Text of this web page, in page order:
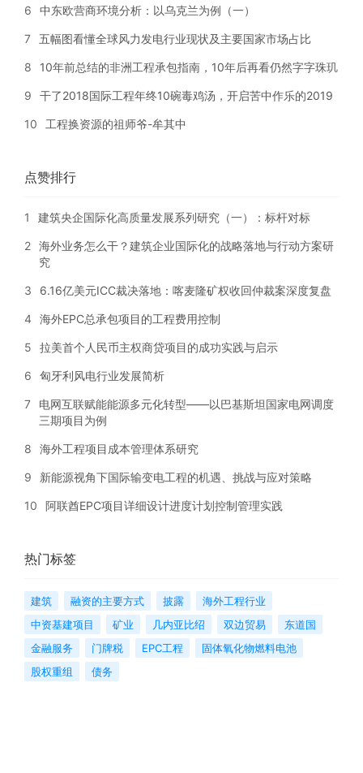
6 中东欧营商环境分析：以乌克兰为例（一）
7 五幅图看懂全球风力发电行业现状及主要国家市场占比
8 10年前总结的非洲工程承包指南，10年后再看仍然字字珠玑
9 干了2018国际工程年终10碗毒鸡汤，开启苦中作乐的2019
10 工程换资源的祖师爷-牟其中
点赞排行
1 建筑央企国际化高质量发展系列研究（一）：标杆对标
2 海外业务怎么干？建筑企业国际化的战略落地与行动方案研
究
3 6.16亿美元ICC裁决落地：喀麦隆矿权收回仲裁案深度复盘
4 海外EPC总承包项目的工程费用控制
5 拉美首个人民币主权商贷项目的成功实践与启示
6 匈牙利风电行业发展简析
7
电网互联赋能能源多元化转型——以巴基斯坦国家电网调度
三期项目为例
8 海外工程项目成本管理体系研究
9 新能源视角下国际输变电工程的机遇、挑战与应对策略
10 阿联酋EPC项目详细设计进度计划控制管理实践
热门标签
建筑 融资的主要方式 披露
海外工程行业
中资基建项目
矿业 几内亚比绍 双边贸易
东道国
金融服务
门牌税 EPC工程
固体氧化物燃料电池
股权重组
债务